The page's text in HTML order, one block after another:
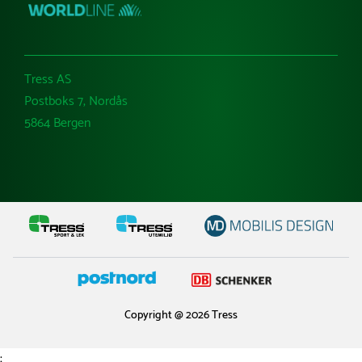
Tress AS
Postboks 7, Nordås
5864 Bergen
Copyright @ 2026 Tress